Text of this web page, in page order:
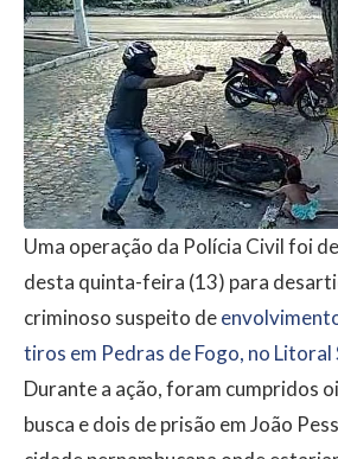
Uma operação da Polícia Civil foi
desta quinta-feira (13) para
criminoso suspeito de
tiros em Pedras de Fogo, no Litoral
Durante a ação, foram cumpridos
busca e dois de prisão em João